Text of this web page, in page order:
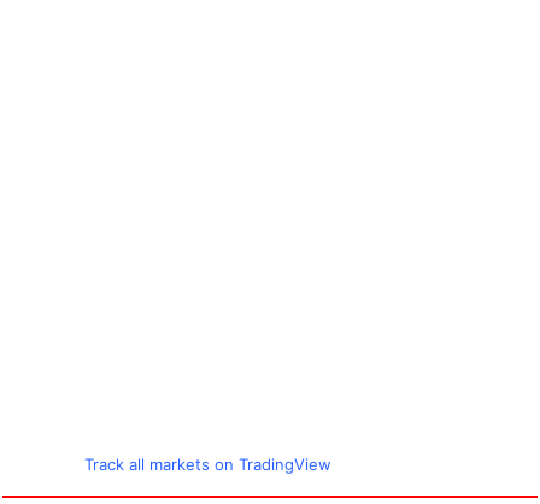
Track all markets on TradingView